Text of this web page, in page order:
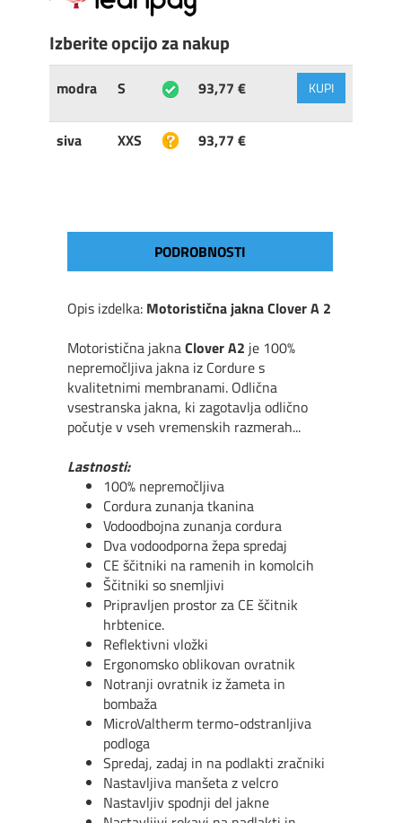
Izberite opcijo za nakup
modra S 93,77 € KUPI
siva XXS 93,77 €
PODROBNOSTI
Opis izdelka: Motoristična jakna Clover A 2
Motoristična jaknaClover A2 je 100%
nepremočljiva jakna iz Cordure s
kvalitetnimi membranami. Odlična
vsestranska jakna, ki zagotavlja odlično
počutje v vseh vremenskih razmerah...
Lastnosti:
100% nepremočljiva
Cordura zunanja tkanina
Vodoodbojna zunanja cordura
Dva vodoodporna žepa spredaj
CE ščitniki na ramenih in komolcih
Ščitniki so snemljivi
Pripravljen prostor za CE ščitnik
hrbtenice.
Reflektivni vložki
Ergonomsko oblikovan ovratnik
Notranji ovratnik iz žameta in
bombaža
MicroValtherm termo-odstranljiva
podloga
Spredaj, zadaj in na podlakti zračniki
Nastavljiva manšeta z velcro
Nastavljiv spodnji del jakne